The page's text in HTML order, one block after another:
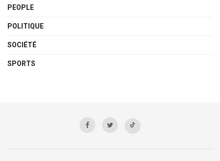
PEOPLE
POLITIQUE
SOCIÉTÉ
SPORTS